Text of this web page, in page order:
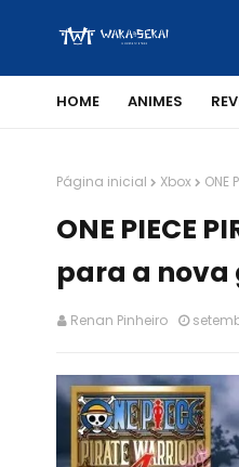
HOME ANIMES
Página inicial Xbox ONE
ONE PIECE
para a nova
Renan Pinheiro